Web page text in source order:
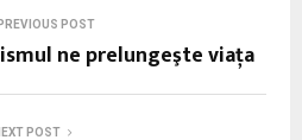
PREVIOUS POST
ne prelungeşte viaţa
POST